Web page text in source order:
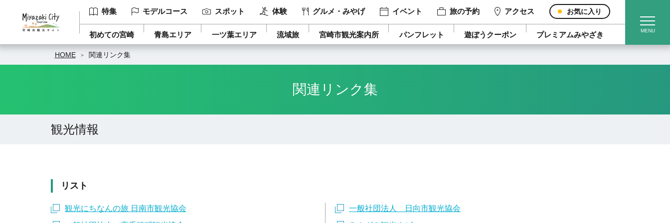
特集 モデルコース スポット 体験 グルメ・みやげ イベント 旅の予約 アクセス お気に入り
初めての宮崎 青島エリア 一ツ葉エリア 流域旅 宮崎市観光案内所 パンフレット 遊ぼうクーポン プレミアムみやざき
HOME 関連リンク集
関連リンク集
観光情報
リスト
観光にちなんの旅 日南市観光協会
一般社団法人 日向市観光協会